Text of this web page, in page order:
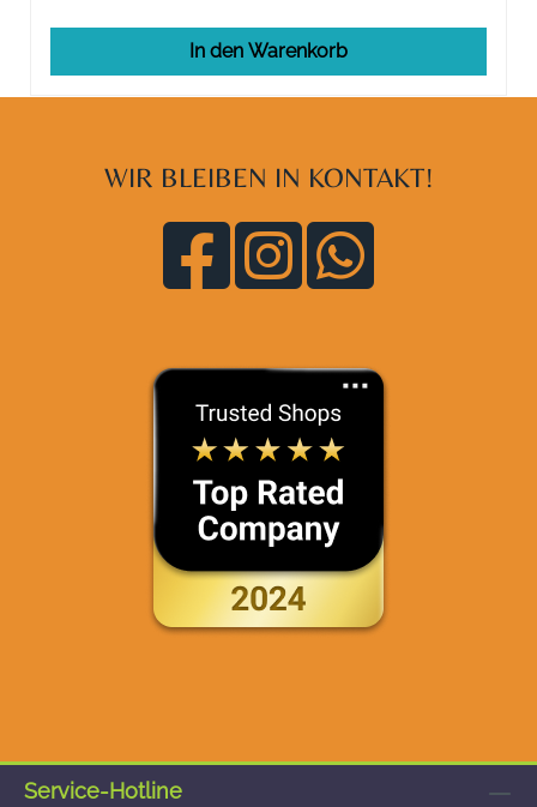
In den Warenkorb
WIR BLEIBEN IN KONTAKT!
Service-Hotline